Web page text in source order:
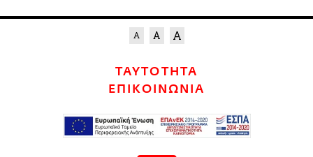
ΤΑΥΤΟΤΗΤΑ
ΕΠΙΚΟΙΝΩΝΙΑ